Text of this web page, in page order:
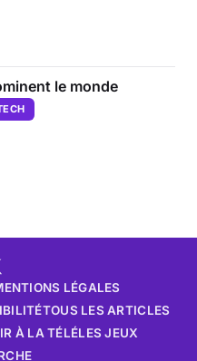
le monde
LÉGALES
TOUS LES ARTICLES
À LA TÉLÉLES JEUX